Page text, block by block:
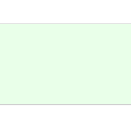
溝通分析基
生輔導中心
輔導、社會
教案入校路
教育專業人
間理賠案件
查程序及
才培育課程